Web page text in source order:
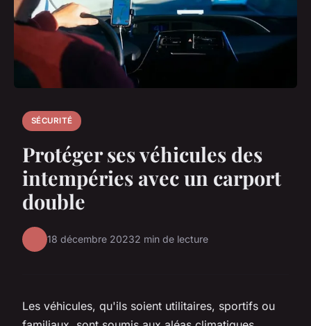
SÉCURITÉ
Protéger ses véhicules des
intempéries avec un carport
double
18 décembre 20232 min de lecture
Les véhicules, qu'ils soient utilitaires, sportifs ou